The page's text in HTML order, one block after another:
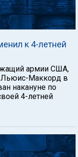
к 4-летней
армии США,
Льюис-Маккорд в
накануне по
4-летней